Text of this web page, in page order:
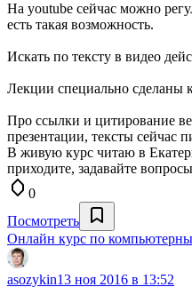
На youtube сейчас можно
есть такая возможность.
Искать по тексту в видео
Лекции специально сделаны
Про ссылки и цитирование
презентации, тексты сейчас
В живую курс читаю в
приходите, задавайте
0
Посмотреть
Онлайн курс по
asozykin13 ноя 2016 в 13:52